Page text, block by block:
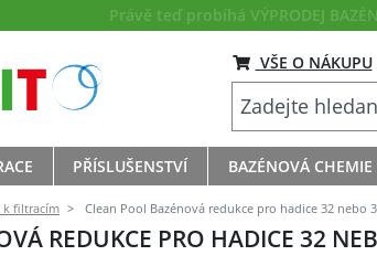
Právě teď probíhá VÝPRODEJ
VŠE O NÁKUPU
PŘÍSLUŠENSTVÍ BAZÉNOVÁ CHEMIE
k filtracím Clean Pool Bazénová redukce pro hadice 32 nebo
REDUKCE PRO HADICE 32